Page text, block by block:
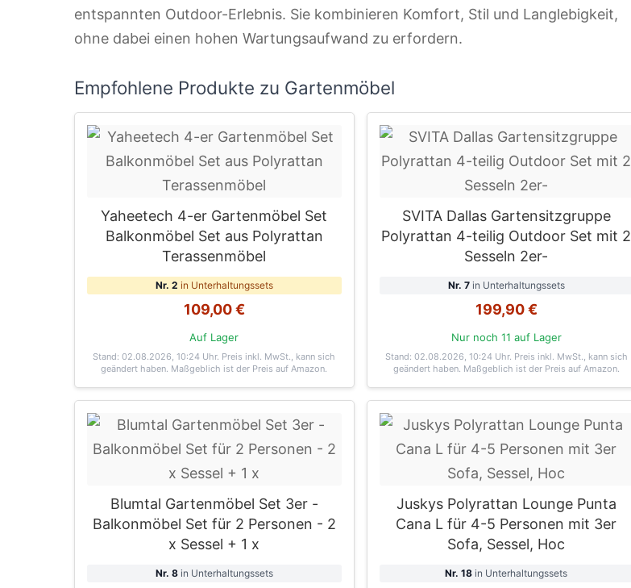
entspannten Outdoor-Erlebnis. Sie kombinieren Komfort, Stil und Langlebigkeit,
ohne dabei einen hohen Wartungsaufwand zu erfordern.
Empfohlene Produkte zu Gartenmöbel
Yaheetech 4-er Gartenmöbel Set
Balkonmöbel Set aus Polyrattan
Terassenmöbel
Nr. 2 in Unterhaltungssets
109,00 €
Auf Lager
Stand: 02.08.2026, 10:24 Uhr. Preis inkl. MwSt., kann sich
geändert haben. Maßgeblich ist der Preis auf Amazon.
SVITA Dallas Gartensitzgruppe
Polyrattan 4-teilig Outdoor Set mit 2
Sesseln 2er-
Nr. 7in Unterhaltungssets
199,90 €
Nur noch 11 auf Lager
Stand: 02.08.2026, 10:24 Uhr. Preis inkl. MwSt., kann sich
geändert haben. Maßgeblich ist der Preis auf Amazon.
Blumtal Gartenmöbel Set 3er -
Balkonmöbel Set für 2 Personen - 2
x Sessel + 1 x
Nr. 8in Unterhaltungssets
Juskys Polyrattan Lounge Punta
Cana L für 4-5 Personen mit 3er
Sofa, Sessel, Hoc
Nr. 18 in Unterhaltungssets